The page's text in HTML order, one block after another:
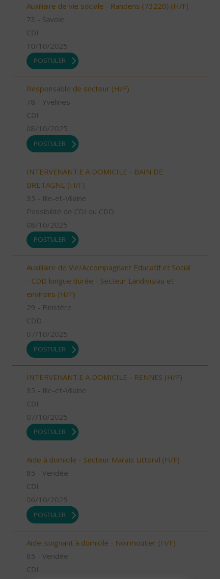
Auxiliaire de vie sociale - Randens (73220) (H/F)
73 - Savoie
CDI
10/10/2025
POSTULER
Responsable de secteur (H/F)
78 - Yvelines
CDI
08/10/2025
POSTULER
INTERVENANT.E A DOMICILE - BAIN DE
BRETAGNE (H/F)
35 - Ille-et-Vilaine
Possibilité de CDI ou CDD
08/10/2025
POSTULER
Auxiliaire de Vie/Accompagnant Educatif et Social
- CDD longue durée - Secteur Landivisiau et
environs (H/F)
29 - Finistère
CDD
07/10/2025
POSTULER
INTERVENANT.E A DOMICILE - RENNES (H/F)
35 - Ille-et-Vilaine
CDI
07/10/2025
POSTULER
Aide à domicile - Secteur Marais Littoral (H/F)
85 - Vendée
CDI
06/10/2025
POSTULER
Aide-soignant à domicile - Noirmoutier (H/F)
85 - Vendée
CDI